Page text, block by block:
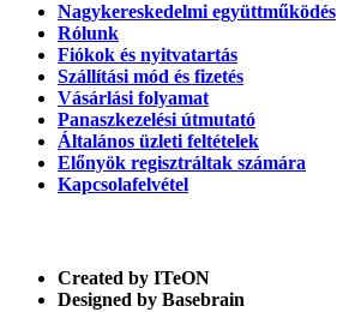
Nagykereskedelmi együttműködés
Rólunk
Fiókok és nyitvatartás
Szállítási mód és fizetés
Vásárlási folyamat
Panaszkezelési útmutató
Általános üzleti feltételek
Előnyök regisztráltak számára
Kapcsolafelvétel
Created by ITeON
Designed by Basebrain